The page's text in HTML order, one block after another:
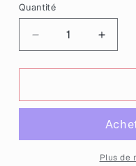
Quantité
Quantité
Réduire
la
quantité
[CONTRÔLE
&quot;Trop
la
Plus de